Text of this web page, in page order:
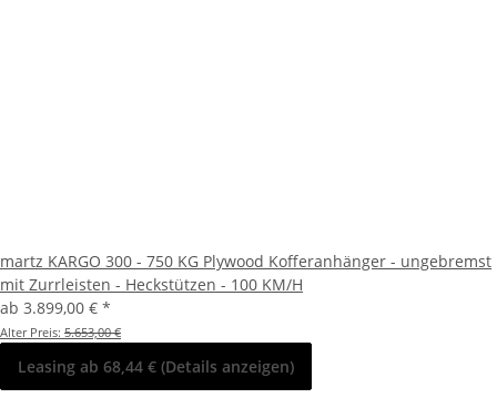
martz KARGO 300 - 750 KG Plywood Kofferanhänger - ungebremst
mit Zurrleisten - Heckstützen - 100 KM/H
ab 3.899,00 € *
Alter Preis: 5.653,00 €
Leasing ab 68,44 € (Details anzeigen)